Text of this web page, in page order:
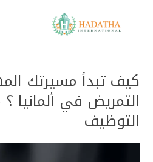
كيف تبدأ مسيرتك
التمريض في ألمانيا
التوظيف